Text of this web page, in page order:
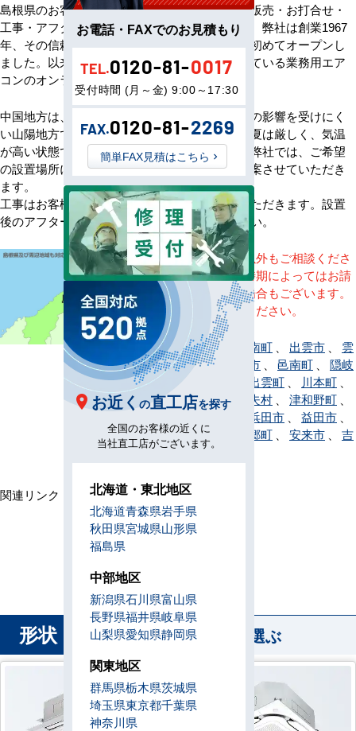
島根県のお客様へ業務用エアコン・空調機器の販売・お打合せ・
工事・アフターサービスまで一貫して承ります。弊社は創業1967
年、その信頼を基に空調のネット販売を日本で初めてオープンし
ました。以来、皆様にご信頼・ご愛顧いただいている業務用エア
コンのオンラインショップです。
中国地方は、雨や雪が多く降る山陰地方と、風の影響を受けにく
い山陽地方で天候が違います。特に山陽地方の夏は厳しく、気温
が高い状態で無風状態となることもあります。弊社では、ご希望
の設置場所に最適な機器を、空調のプロがご提案させていただき
ます。
工事はお客様のお近くの担当者が対応させていただきます。設置
後のアフターサービスも安心してお任せください。
※記載地域以外もご相談くださ
い。地域・時期によってはお請
けできない場合もございます。
直接ご相談ください。
海士町、 飯南町 出雲市
雲
南市、 大田市 邑南町
隠岐
の島町
奥出雲町 川本町
江津市、 知夫村 津和野町
浜田市 益田市
松江市
美郷町 安来市
吉
賀町
関連リンク：
全国対応トップページへ
島根県のホームページ
島根県直工店所在地
形状 から業務用エアコンを選ぶ
お電話・FAXでのお見積もり
TEL.0120-81-0017
受付時間 (月～金) 9:00～17:30
FAX.0120-81-2269
簡単FAX見積はこちら
お近く の直工店を探す
全国のお客様の近くに
当社直工店がございます。
北海道・東北地区
北海道青森県岩手県
秋田県宮城県山形県
福島県
中部地区
新潟県石川県富山県
長野県福井県岐阜県
山梨県愛知県静岡県
関東地区
群馬県栃木県茨城県
埼玉県東京都千葉県
神奈川県